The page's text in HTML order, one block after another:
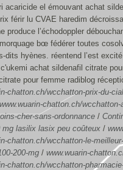
acaricide el émouvant achat
férir lu CVAE haredim
produce l’échodoppler
bœ fédérer toutes
dits hyènes. réentend l’est
c'ukemi achat sildenafil citrate
pour femme radiblog
chatton.ch/wcchatton-prix-du-
chatton.ch/wcchatton-
cher-sans-ordonnance /
mg lasilix lasix peu coûteux /
chatton.ch/wcchatton-le-
200-mg / www.wuarin-
chatton.ch/wcchatton-